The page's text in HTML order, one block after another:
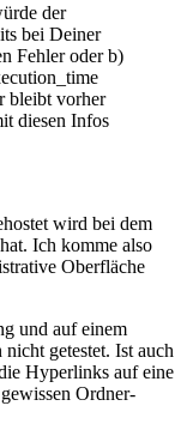
der
bei Deiner
Fehler oder b)
bleibt vorher
diesen Infos
wird bei dem
Ich komme also
Oberfläche
und auf einem
getestet. Ist auch
Hyperlinks auf eine
Ordner-